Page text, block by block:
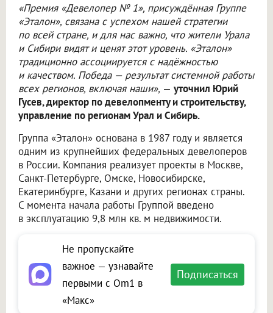
«Премия «Девелопер № 1», присуждённая Группе
«Эталон», связана с успехом нашей стратегии
по всей стране, и для нас важно, что жители Урала
и Сибири видят и ценят этот уровень. «Эталон»
традиционно ассоциируется с надёжностью
и качеством. Победа — результат системной работы
всех регионов, включая наши», — уточнил Юрий
Гусев, директор по девелопменту и строительству,
управление по регионам Урал и Сибирь.
Группа «Эталон» основана в 1987 году и является
одним из крупнейших федеральных девелоперов
в России. Компания реализует проекты в Москве,
Санкт-Петербурге, Омске, Новосибирске,
Екатеринбурге, Казани и других регионах страны.
С момента начала работы Группой введено
в эксплуатацию 9,8 млн кв. м недвижимости.
Не пропускайте
важное — узнавайте
первыми с Om1 в
«Макс»
Подписаться